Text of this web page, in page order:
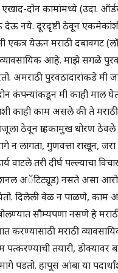
दोन कामांमध्ये (उदा.
देऊ नये. दूरदृष्टी ठेवून
एकत्र येऊन मराठी दबावगट
आहे. माझे सगळे
अमराठी पुरवठादारांकडे मी
दोन कंपन्यांकडून मी काही माल
काही काम असले की ते मराठी
ठेवून ग्राहकामुख धोरण ठेवले
न लागता, गुणवत्ता राखून,
वाटले तरी दीर्घ पल्ल्याचा
अॅटिट्यूड) नसते असा
येतो. दिलेली वेळ न पाळणे,
सौम्यपणा नसणे हे
करण्यासाठी मराठी
पत्करण्याची तयारी,
पडतो. हापूस आंबा या